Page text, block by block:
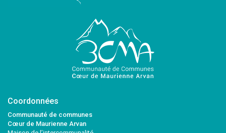
Coordonnées
Communauté de communes
Cœur de Maurienne Arvan